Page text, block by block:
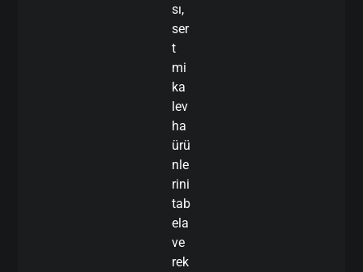
sı,
ser
t
mi
ka
lev
ha
ürü
nle
rini
tab
ela
ve
rek